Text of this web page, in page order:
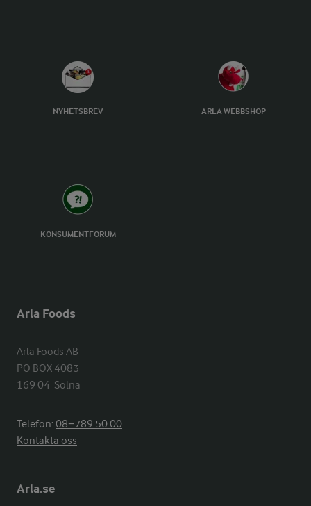
NYHETSBREV ARLA WEBBSHOP
KONSUMENTFORUM
Arla Foods
Arla Foods AB
PO BOX 4083
169 04  Solna
Telefon:08−789 50 00
Kontakta oss
Arla.se